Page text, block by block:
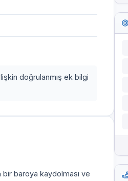
doğrulanmış ek bilgi
baroya kaydolması ve